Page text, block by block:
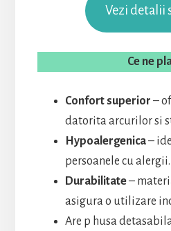
Vezi detalii
Ce ne
Confort superior –
datorita arcurilor si
Hypoalergenica–
persoanele cu alergii.
Durabilitate–
asigura o utilizare
Are p husa